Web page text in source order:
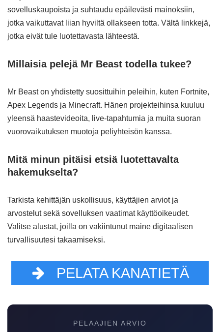
sovelluskaupoista ja suhtaudu epäilevästi mainoksiin,
jotka vaikuttavat liian hyviltä ollakseen totta. Vältä linkkejä,
jotka eivät tule luotettavasta lähteestä.
Millaisia pelejä Mr Beast todella tukee?
Mr Beast on yhdistetty suosittuihin peleihin, kuten Fortnite,
Apex Legends ja Minecraft. Hänen projekteihinsa kuuluu
yleensä haastevideoita, live-tapahtumia ja muita suoran
vuorovaikutuksen muotoja peliyhteisön kanssa.
Mitä minun pitäisi etsiä luotettavalta
hakemukselta?
Tarkista kehittäjän uskollisuus, käyttäjien arviot ja
arvostelut sekä sovelluksen vaatimat käyttöoikeudet.
Valitse alustat, joilla on vakiintunut maine digitaalisen
turvallisuutesi takaamiseksi.
PELATA KANATIETÄ
PELAAJIEN ARVIO